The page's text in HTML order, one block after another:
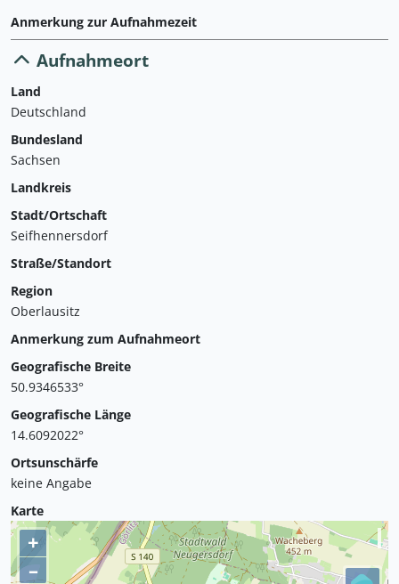
Anmerkung zur Aufnahmezeit
Aufnahmeort
Land
Deutschland
Bundesland
Sachsen
Landkreis
Stadt/Ortschaft
Seifhennersdorf
Straße/Standort
Region
Oberlausitz
Anmerkung zum Aufnahmeort
Geografische Breite
50.9346533°
Geografische Länge
14.6092022°
Ortsunschärfe
keine Angabe
Karte
+
–